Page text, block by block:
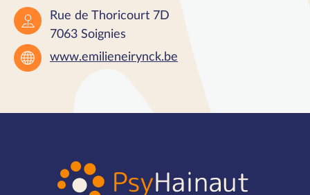
Rue de Thoricourt 7D
7063 Soignies
www.emilieneirynck.be